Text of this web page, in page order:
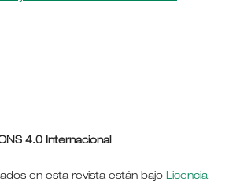
4.0 Internacional
en esta revista están bajo Licencia